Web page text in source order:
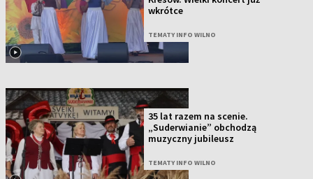
wkrótce
TEMATY INFO WILNO
35 lat razem na scenie.
„Suderwianie” obchodzą
muzyczny jubileusz
TEMATY INFO WILNO